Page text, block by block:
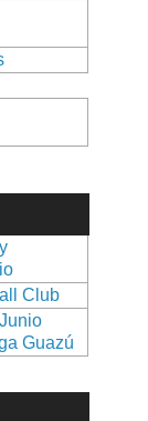
Club
Guazú